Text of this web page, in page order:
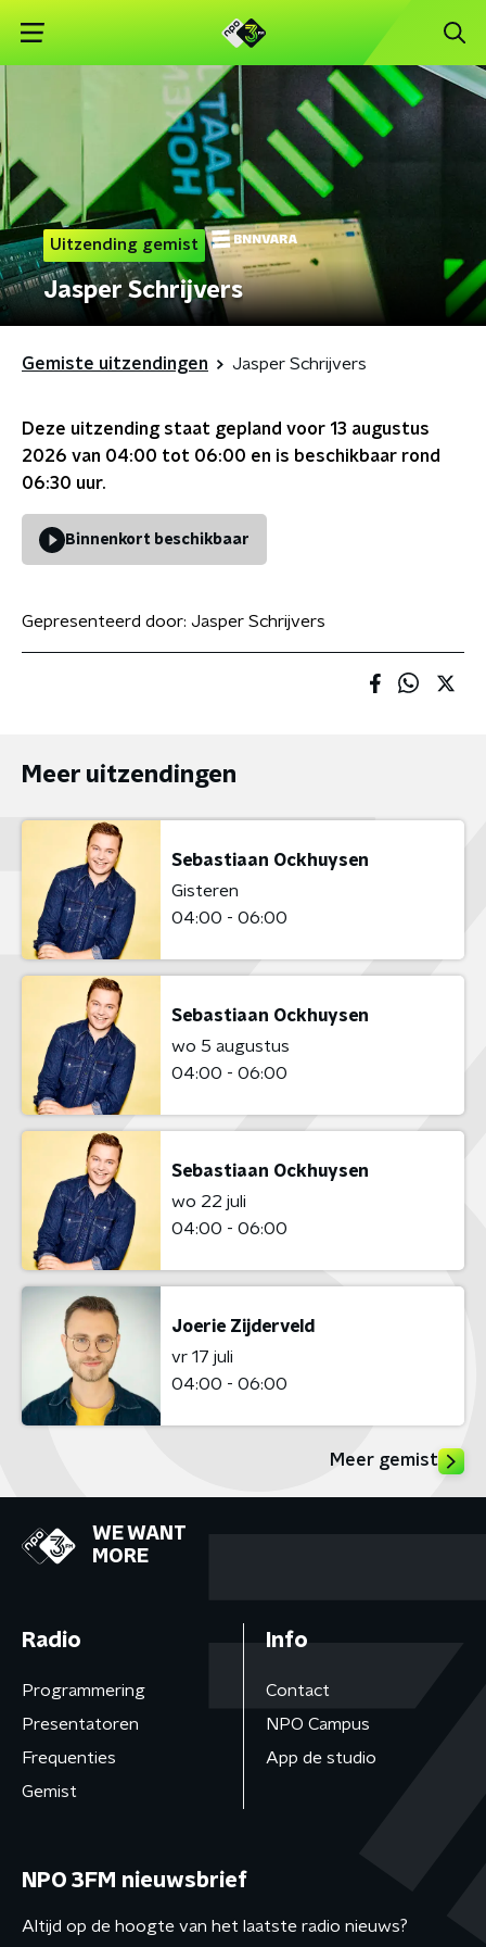
Uitzending gemist
Jasper Schrijvers
Gemiste uitzendingen Jasper Schrijvers
Deze uitzending staat gepland voor 13 augustus
2026 van 04:00 tot 06:00 en is beschikbaar rond
06:30 uur.
Binnenkort beschikbaar
Gepresenteerd door: Jasper Schrijvers
Meer uitzendingen
Sebastiaan Ockhuysen
Gisteren
04:00 - 06:00
Sebastiaan Ockhuysen
wo 5 augustus
04:00 - 06:00
Sebastiaan Ockhuysen
wo 22 juli
04:00 - 06:00
Joerie Zijderveld
vr 17 juli
04:00 - 06:00
Meer gemist
WE WANT
MORE
Radio
Programmering
Presentatoren
Frequenties
Gemist
Info
Contact
NPO Campus
App de studio
NPO 3FM nieuwsbrief
Altijd op de hoogte van het laatste radio nieuws?